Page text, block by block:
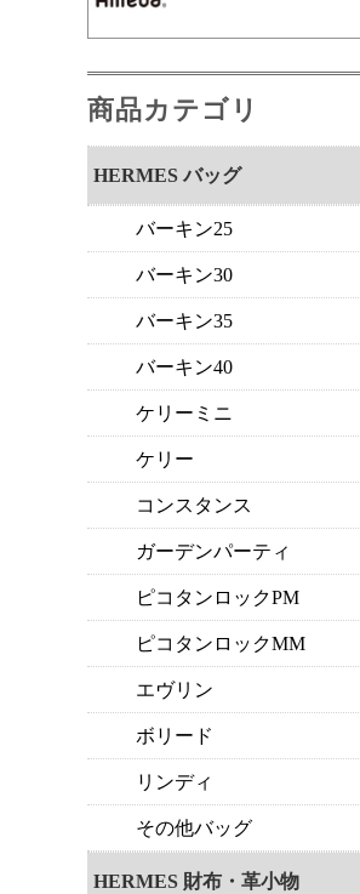
商品カテゴリ
HERMES バッグ
バーキン25
バーキン30
バーキン35
バーキン40
ケリーミニ
ケリー
コンスタンス
ガーデンパーティ
ピコタンロックPM
ピコタンロックMM
エヴリン
ボリード
リンディ
その他バッグ
HERMES 財布・革小物